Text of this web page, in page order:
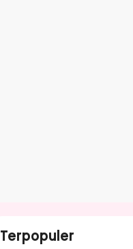
Terpopuler